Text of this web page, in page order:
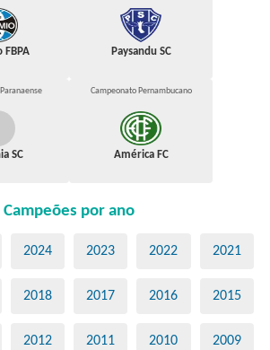
FBPA Paysandu SC
SC
Campeonato Pernambucano
América FC
Campeões por ano
2024 2023 2022 2021
2018 2017 2016 2015
2012 2011 2010 2009